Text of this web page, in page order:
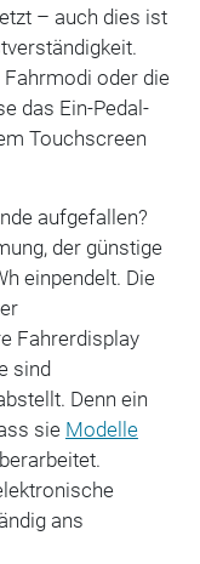
– auch dies ist
oder die
das Ein-Pedal-
Touchscreen
aufgefallen?
der günstige
einpendelt. Die
Fahrerdisplay
sind
Denn ein
sie Modelle
ans